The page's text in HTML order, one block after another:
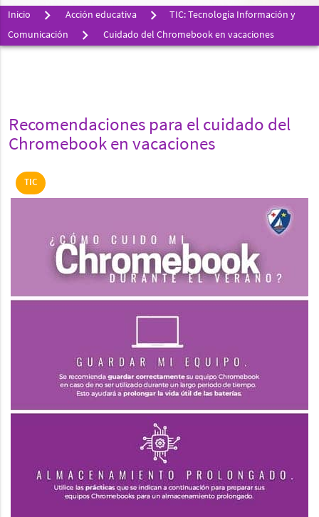
Inicio Acción educativa
TIC: Tecnología Información y
Comunicación
Cuidado del Chromebook en vacaciones
Recomendaciones para el cuidado del
Chromebook en vacaciones
TIC